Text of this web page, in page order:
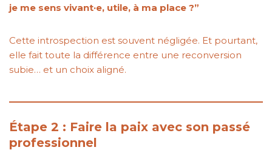
je me sens vivant·e, utile, à ma place ?”
Cette introspection est souvent négligée. Et pourtant,
elle fait toute la différence entre une reconversion
subie… et un choix aligné.
Étape 2 : Faire la paix avec son passé
professionnel